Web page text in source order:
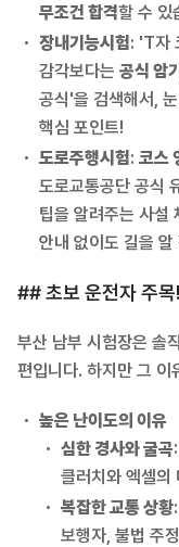
무조건 합격할 수 있
장내기능시험: 'T자
감각보다는 공식 암기
공식'을 검색해서,
핵심 포인트!
도로주행시험: 코스
도로교통공단 공식
팁을 알려주는 사설
안내 없이도 길을
## 초보 운전자 주목
부산 남부 시험장은 솔
편입니다. 하지만 그 이
높은 난이도의 이유
심한 경사와 굴곡
클러치와 엑셀의
복잡한 교통 상황
보행자, 불법 주